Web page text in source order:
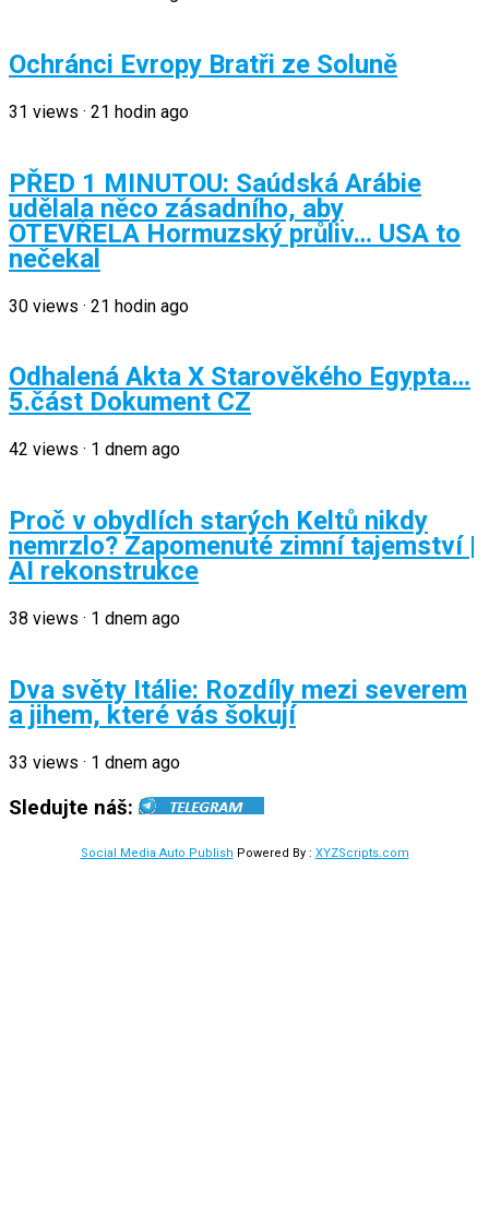
Ochránci Evropy Bratři ze Soluně
31 views · 21 hodin ago
PŘED 1 MINUTOU: Saúdská Arábie
udělala něco zásadního, aby
OTEVŘELA Hormuzský průliv… USA to
nečekal
30 views · 21 hodin ago
Odhalená Akta X Starověkého Egypta…
5.část Dokument CZ
42 views · 1 dnem ago
Proč v obydlích starých Keltů nikdy
nemrzlo? Zapomenuté zimní tajemství |
AI rekonstrukce
38 views · 1 dnem ago
Dva světy Itálie: Rozdíly mezi severem
a jihem, které vás šokují
33 views · 1 dnem ago
Sledujte náš:
Social Media Auto Publish Powered By : XYZScripts.com